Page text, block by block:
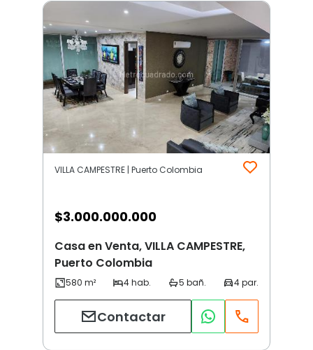
VILLA CAMPESTRE | Puerto Colombia
$3.000.000.000
Casa en Venta, VILLA CAMPESTRE,
Puerto Colombia
Contactar